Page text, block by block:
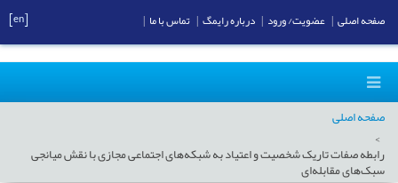
صفحه اصلی
رابطه صفات تاریک شخصیت و اعتیاد به شبکه‌های اجتماعی مجازی با نقش میانجی
سبک‌های مقابله‌ای
صفحه اصلی عضویت/ ورود درباره رایمگ تماس با ما